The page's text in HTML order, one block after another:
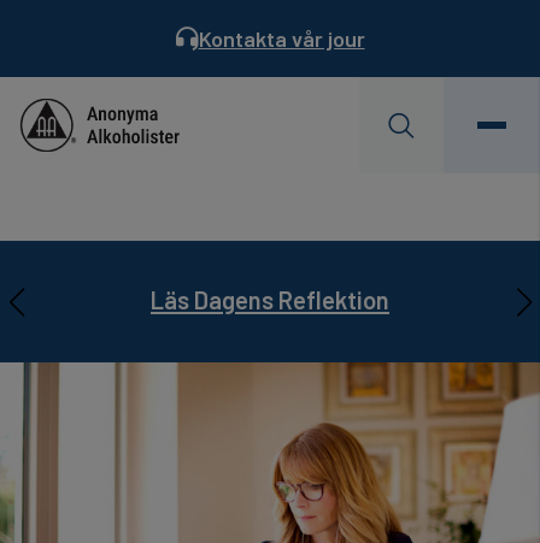
Kontakta vår jour
Behöver du hjälp? Hitta ett möte
Läs Dagens Reflektion
Servicekontoret är semesterstängt
22/6 – 17/7.Läs mer…
Prenumerera påServicebladet
AA Landsmöte 31/7-2/8. Läs mer…